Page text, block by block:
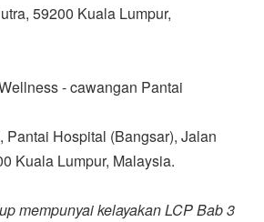
59200 Kuala Lumpur,
- cawangan Pantai
Pantai Hospital (Bangsar), Jalan
Kuala Lumpur, Malaysia.
mempunyai kelayakan LCP Bab 3